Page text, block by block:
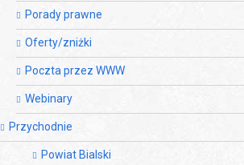
Porady prawne
Oferty/zniżki
Poczta przez WWW
Webinary
Przychodnie
Powiat Bialski